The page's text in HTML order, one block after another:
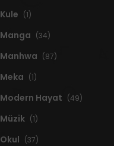
Kule (1)
Manga (34)
Manhwa (87)
Meka (1)
Modern Hayat (49)
Müzik (1)
Okul (37)